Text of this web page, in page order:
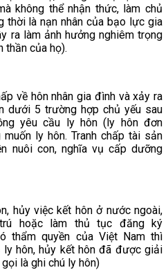
không thể nhận thức, làm chủ
thời là nạn nhân của bạo lực gia
ra làm ảnh hưởng nghiêm trọng
thần của họ).
về hôn nhân gia đình và xảy ra
dưới 5 trường hợp chủ yếu sau
yêu cầu ly hôn (ly hôn đơn
ly hôn. Tranh chấp tài sản
nuôi con, nghĩa vụ cấp dưỡng
hủy việc kết hôn ở nước ngoài,
hoặc làm thủ tục đăng ký
thẩm quyền của Việt Nam thì
hôn, hủy kết hôn đã được giải
là ghi chú ly hôn)